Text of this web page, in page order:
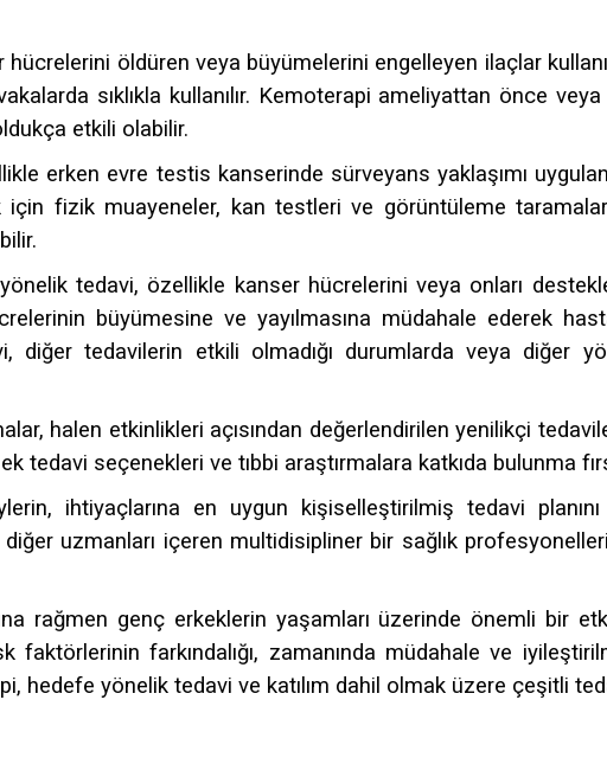
öldüren veya büyümelerini engelleyen ilaçlar
sıklıkla kullanılır. Kemoterapi ameliyattan önce
etkili olabilir.
erken evre testis kanserinde sürveyans yaklaşımı
fizik muayeneler, kan testleri ve görüntüleme
tedavi, özellikle kanser hücrelerini veya onları
büyümesine ve yayılmasına müdahale ederek
diğer tedavilerin etkili olmadığı durumlarda veya diğer
halen etkinlikleri açısından değerlendirilen yenilikçi
tedavi seçenekleri ve tıbbi araştırmalara katkıda bulunma
ihtiyaçlarına en uygun kişiselleştirilmiş tedavi
uzmanları içeren multidisipliner bir sağlık
rağmen genç erkeklerin yaşamları üzerinde önemli bir
farkındalığı, zamanında müdahale ve
hedefe yönelik tedavi ve katılım dahil olmak üzere çeşitli